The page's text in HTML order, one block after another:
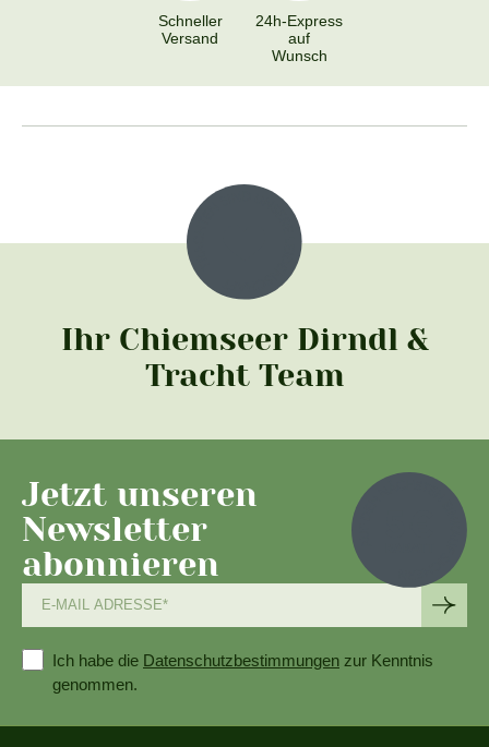
Schneller
Versand
24h-Express
auf
Wunsch
Ihr Chiemseer Dirndl &
Tracht Team
Jetzt unseren
Newsletter
abonnieren
Ich habe die Datenschutzbestimmungen zur Kenntnis
genommen.